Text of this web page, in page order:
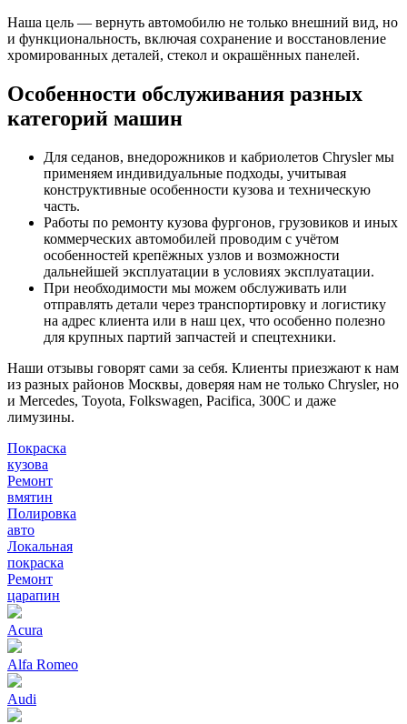
Наша цель — вернуть автомобилю не только внешний вид, но
и функциональность, включая сохранение и восстановление
хромированных деталей, стекол и окрашённых панелей.
Особенности обслуживания разных
категорий машин
Для седанов, внедорожников и кабриолетов Chrysler мы
применяем индивидуальные подходы, учитывая
конструктивные особенности кузова и техническую
часть.
Работы по ремонту кузова фургонов, грузовиков и иных
коммерческих автомобилей проводим с учётом
особенностей крепёжных узлов и возможности
дальнейшей эксплуатации в условиях эксплуатации.
При необходимости мы можем обслуживать или
отправлять детали через транспортировку и логистику
на адрес клиента или в наш цех, что особенно полезно
для крупных партий запчастей и спецтехники.
Наши отзывы говорят сами за себя. Клиенты приезжают к нам
из разных районов Москвы, доверяя нам не только Chrysler, но
и Mercedes, Toyota, Folkswagen, Pacifica, 300C и даже
лимузины.
Покраска
кузова
Ремонт
вмятин
Полировка
авто
Локальная
покраска
Ремонт
царапин
Acura
Alfa Romeo
Audi